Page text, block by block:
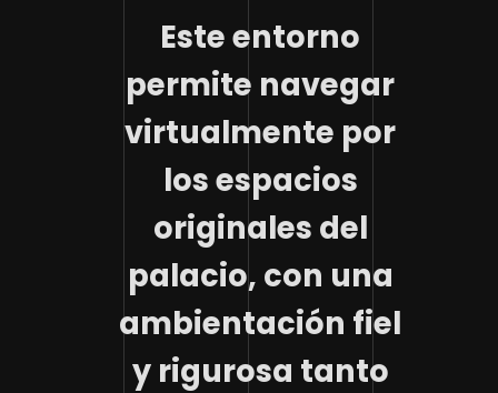
Este entorno
permite navegar
virtualmente por
los espacios
originales del
palacio, con una
ambientación fiel
y rigurosa tanto